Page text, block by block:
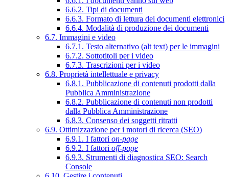
6.6.2. Tipi di documenti
6.6.3. Formato di lettura dei documenti elettronici
6.6.4. Modalità di produzione dei documenti
6.7. Immagini e video
6.7.1. Testo alternativo (alt text) per le immagini
6.7.2. Sottotitoli per i video
6.7.3. Trascrizioni per i video
6.8. Proprietà intellettuale e privacy
6.8.1. Pubblicazione di contenuti prodotti dalla
Pubblica Amministrazione
6.8.2. Pubblicazione di contenuti non prodotti
dalla Pubblica Amministrazione
6.8.3. Consenso dei soggetti ritratti
6.9. Ottimizzazione per i motori di ricerca (SEO)
6.9.1. I fattori on-page
6.9.2. I fattori off-page
6.9.3. Strumenti di diagnostica SEO: Search
Console